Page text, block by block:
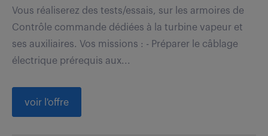
Vous réaliserez des tests/essais, sur les armoires de
Contrôle commande dédiées à la turbine vapeur et
ses auxiliaires. Vos missions : - Préparer le câblage
électrique prérequis aux...
voir l'offre